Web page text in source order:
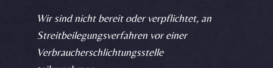
Wir sind nicht bereit oder verpflichtet, an
Streitbeilegungsverfahren vor einer
Verbraucherschlichtungsstelle